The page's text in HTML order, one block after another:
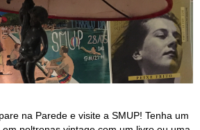
na Parede e visite a SMUP! Tenha um